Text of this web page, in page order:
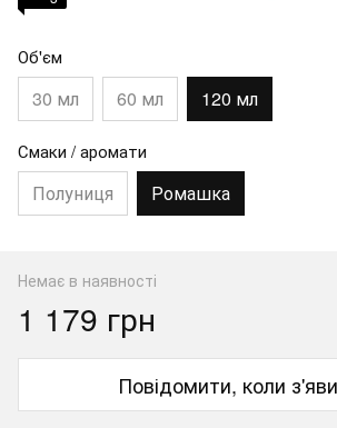
Об'єм
30 мл 60 мл 120 мл
Смаки / аромати
Полуниця Ромашка
Немає в наявності
1 179 грн
Повідомити, коли